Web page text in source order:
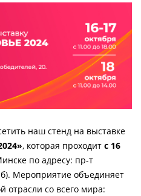
наш стенд на выставке
, которая проходит с 16
по адресу: пр-т
Мероприятие объединяет
отрасли со всего мира: